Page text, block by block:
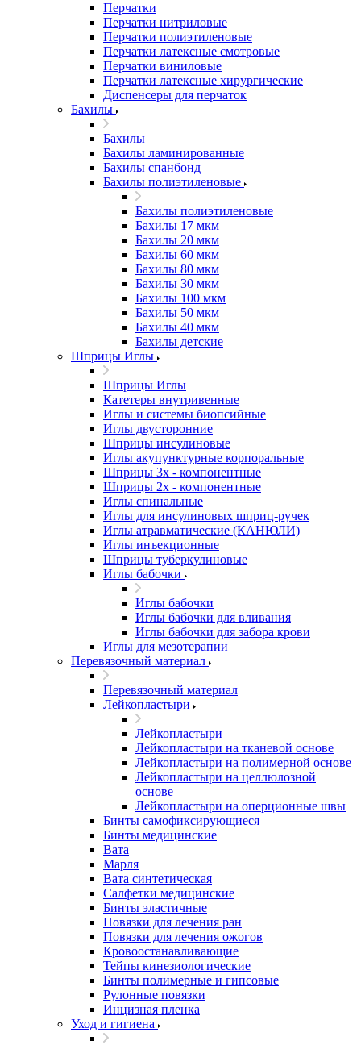
Перчатки
Перчатки нитриловые
Перчатки полиэтиленовые
Перчатки латексные смотровые
Перчатки виниловые
Перчатки латексные хирургические
Диспенсеры для перчаток
Бахилы
Бахилы
Бахилы ламинированные
Бахилы спанбонд
Бахилы полиэтиленовые
Бахилы полиэтиленовые
Бахилы 17 мкм
Бахилы 20 мкм
Бахилы 60 мкм
Бахилы 80 мкм
Бахилы 30 мкм
Бахилы 100 мкм
Бахилы 50 мкм
Бахилы 40 мкм
Бахилы детские
Шприцы Иглы
Шприцы Иглы
Катетеры внутривенные
Иглы и системы биопсийные
Иглы двусторонние
Шприцы инсулиновые
Иглы акупунктурные корпоральные
Шприцы 3х - компонентные
Шприцы 2х - компонентные
Иглы спинальные
Иглы для инсулиновых шприц-ручек
Иглы атравматические (КАНЮЛИ)
Иглы инъекционные
Шприцы туберкулиновые
Иглы бабочки
Иглы бабочки
Иглы бабочки для вливания
Иглы бабочки для забора крови
Иглы для мезотерапии
Перевязочный материал
Перевязочный материал
Лейкопластыри
Лейкопластыри
Лейкопластыри на тканевой основе
Лейкопластыри на полимерной основе
Лейкопластыри на целлюлозной
основе
Лейкопластыри на оперционные швы
Бинты самофиксирующиеся
Бинты медицинские
Вата
Марля
Вата синтетическая
Салфетки медицинские
Бинты эластичные
Повязки для лечения ран
Повязки для лечения ожогов
Кровоостанавливающие
Тейпы кинезиологические
Бинты полимерные и гипсовые
Рулонные повязки
Инцизная пленка
Уход и гигиена